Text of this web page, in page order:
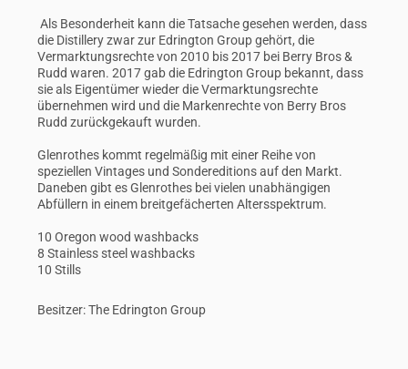
Als Besonderheit kann die Tatsache gesehen werden, dass
die Distillery zwar zur Edrington Group gehört, die
Vermarktungsrechte von 2010 bis 2017 bei Berry Bros &
Rudd waren. 2017 gab die Edrington Group bekannt, dass
sie als Eigentümer wieder die Vermarktungsrechte
übernehmen wird und die Markenrechte von Berry Bros
Rudd zurückgekauft wurden.
Glenrothes kommt regelmäßig mit einer Reihe von
speziellen Vintages und Sondereditions auf den Markt.
Daneben gibt es Glenrothes bei vielen unabhängigen
Abfüllern in einem breitgefächerten Altersspektrum.
10 Oregon wood washbacks
8 Stainless steel washbacks
10 Stills
Besitzer: The Edrington Group